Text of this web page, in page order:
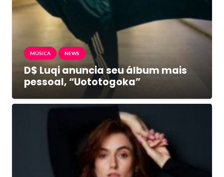
MÚSICA NEWS
D$ Luqi anuncia seu álbum mais
pessoal, “Uototogoka”